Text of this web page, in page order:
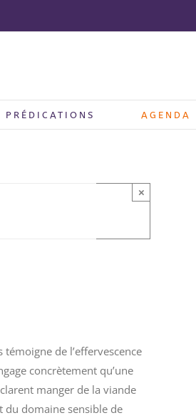
PRÉDICATIONS AGENDA
×
de l’effervescence
concrètement qu’une
manger de la viande
du domaine sensible de